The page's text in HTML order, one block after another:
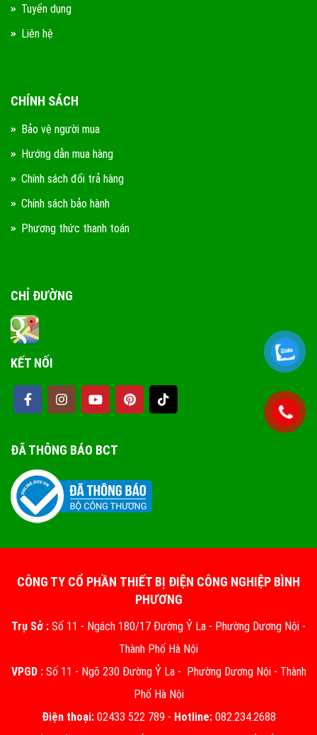
Tuyển dụng
Liên hệ
CHÍNH SÁCH
Bảo vệ người mua
Hướng dẫn mua hàng
Chính sách đổi trả hàng
Chính sách bảo hành
Phương thức thanh toán
CHỈ ĐƯỜNG
KẾT NỐI
ĐÃ THÔNG BÁO BCT
CÔNG TY CỔ PHẦN THIẾT BỊ ĐIỆN CÔNG NGHIỆP BÌNH
PHƯƠNG
Trụ Sở : Số 11 - Ngách 180/17 Đường Ỷ La - Phường Dương Nội -
Thành Phố Hà Nội
VPGD :Số 11 - Ngõ 230 Đường Ỷ La - Phường Dương Nội - Thành
Phố Hà Nội
Điện thoại:02433 522 789 - Hotline:082.234.2688